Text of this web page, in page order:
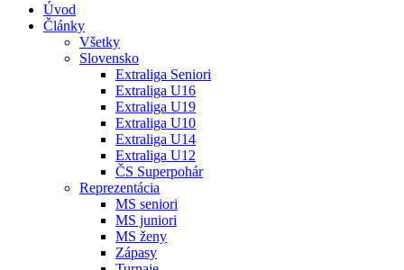
Úvod
Články
Všetky
Slovensko
Extraliga Seniori
Extraliga U16
Extraliga U19
Extraliga U10
Extraliga U14
Extraliga U12
ČS Superpohár
Reprezentácia
MS seniori
MS juniori
MS ženy
Zápasy